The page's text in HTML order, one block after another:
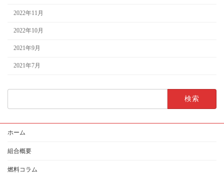
2022年11月
2022年10月
2021年9月
2021年7月
ホーム
組合概要
燃料コラム